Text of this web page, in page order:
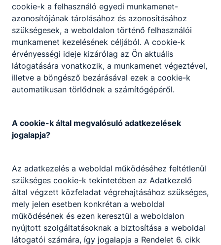
A Víz Világnapja országos versenyünk
A Víz Világnapja alkalmával meghirdetett országos
fotóverseny első helyezettje
2026. márc. 18.
Partnereink
cookie-k a felhasználó egyedi munkamenet-
azonosítójának tárolásához és azonosításához
szükségesek, a weboldalon történő felhasználói
munkamenet kezelésének céljából. A cookie-k
érvényességi ideje kizárólag az Ön aktuális
látogatására vonatkozik, a munkamenet végeztével,
illetve a böngésző bezárásával ezek a cookie-k
automatikusan törlődnek a számítógépéről.
A cookie-k által megvalósuló adatkezelések
jogalapja?
Az adatkezelés a weboldal működéséhez feltétlenül
szükséges cookie-k tekintetében az Adatkezelő
által végzett közfeladat végrehajtásához szükséges,
mely jelen esetben konkrétan a weboldal
működésének és ezen keresztül a weboldalon
nyújtott szolgáltatásoknak a biztosítása a weboldal
látogatói számára, így jogalapja a Rendelet 6. cikk